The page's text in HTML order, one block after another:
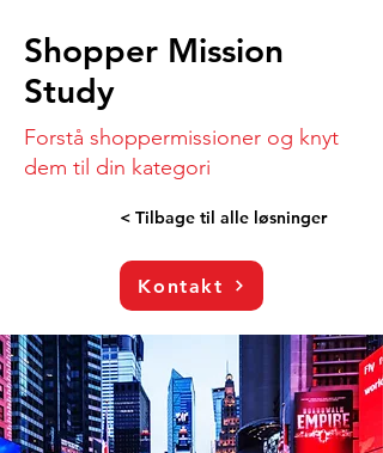
Shopper Mission
Study
Forstå shoppermissioner og knyt
dem til din kategori
< Tilbage til alle løsninger
Kontakt